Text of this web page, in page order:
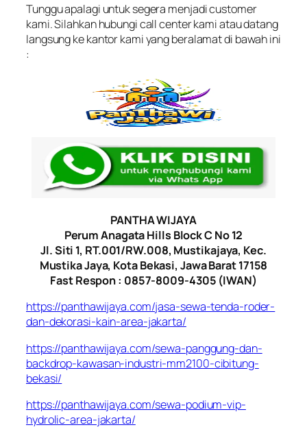
Tunggu apalagi untuk segera menjadi customer
kami. Silahkan hubungi call center kami atau datang
langsung ke kantor kami yang beralamat di bawah ini
:
PANTHA WIJAYA
Perum Anagata Hills Block C No 12
Jl. Siti 1, RT.001/RW.008, Mustikajaya, Kec.
Mustika Jaya, Kota Bekasi, Jawa Barat 17158
Fast Respon : 0857-8009-4305 (IWAN)
https://panthawijaya.com/jasa-sewa-tenda-roder-
dan-dekorasi-kain-area-jakarta/
https://panthawijaya.com/sewa-panggung-dan-
backdrop-kawasan-industri-mm2100-cibitung-
bekasi/
https://panthawijaya.com/sewa-podium-vip-
hydrolic-area-jakarta/